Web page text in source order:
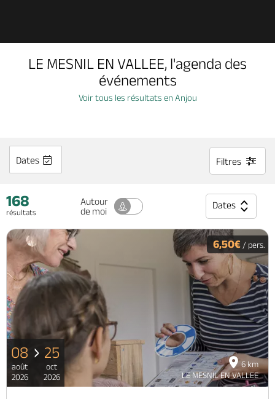
À voir, à faire
Dormir, manger
Séjours, cadeaux
Billetterie en ligne
Brochures & Cartes Offices de tourisme Comment venir ? Ecrivez-nous
LE MESNIL EN VALLEE, l'agenda des
événements
Voir tous les résultats en Anjou
Dates Filtres
168
résultats
Autour
de moi
Dates
6 km
LE MESNIL EN VALLEE
6,50€ / pers.
08
août
2026
25
oct
2026